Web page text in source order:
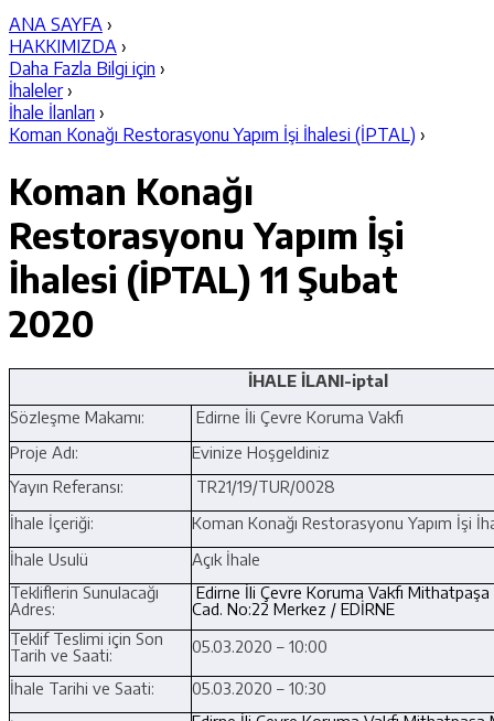
ANA SAYFA ›
HAKKIMIZDA ›
Daha Fazla Bilgi için ›
İhaleler ›
İhale İlanları ›
Koman Konağı Restorasyonu Yapım İşi İhalesi (İPTAL) ›
Koman Konağı
Restorasyonu Yapım İşi
İhalesi (İPTAL) 11 Şubat
2020
İHALE İLANI-iptal
Sözleşme Makamı:
Edirne İli Çevre Koruma Vakfı
Proje Adı:
Evinize Hoşgeldiniz
Yayın Referansı:
TR21/19/TUR/0028
İhale İçeriği:
Koman Konağı Restorasyonu Yapım İşi
İhale Usulü
Açık İhale
Tekliflerin Sunulacağı
Adres:
Edirne İli Çevre Koruma Vakfı
Cad. No:22 Merkez / EDİRNE
Teklif Teslimi için Son
Tarih ve Saati:
05.03.2020 – 10:00
İhale Tarihi ve Saati: 05.03.2020 – 10:30